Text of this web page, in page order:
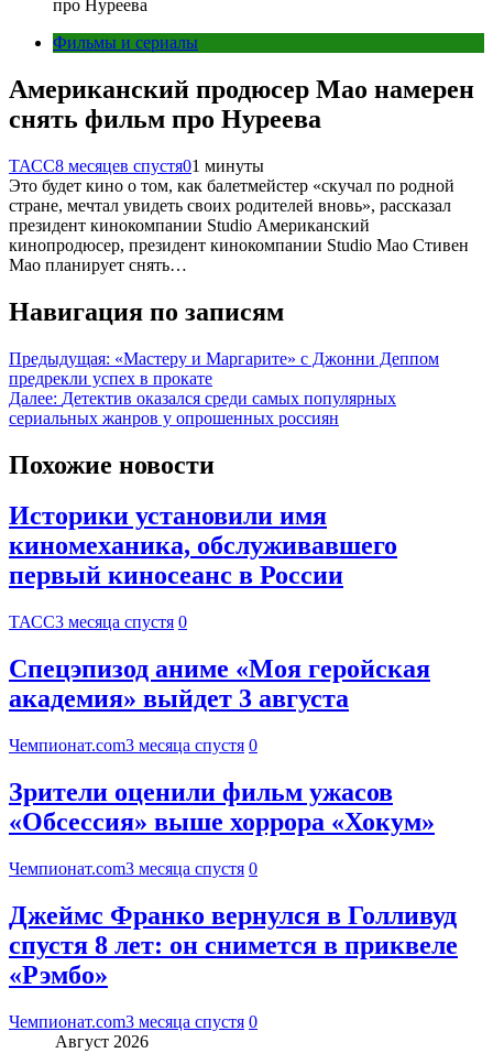
про Нуреева
Фильмы и сериалы
Американский продюсер Мао намерен
снять фильм про Нуреева
ТАСС8 месяцев спустя01 минуты
Это будет кино о том, как балетмейстер «скучал по родной
стране, мечтал увидеть своих родителей вновь», рассказал
президент кинокомпании Studio Американский
кинопродюсер, президент кинокомпании Studio Mao Стивен
Мао планирует снять…
Навигация по записям
Предыдущая: «Мастеру и Маргарите» с Джонни Деппом
предрекли успех в прокате
Далее: Детектив оказался среди самых популярных
сериальных жанров у опрошенных россиян
Похожие новости
Историки установили имя
киномеханика, обслуживавшего
первый киносеанс в России
ТАСС3 месяца спустя 0
Спецэпизод аниме «Моя геройская
академия» выйдет 3 августа
Чемпионат.com3 месяца спустя 0
Зрители оценили фильм ужасов
«Обсессия» выше хоррора «Хокум»
Чемпионат.com3 месяца спустя 0
Джеймс Франко вернулся в Голливуд
спустя 8 лет: он снимется в приквеле
«Рэмбо»
Чемпионат.com3 месяца спустя 0
Август 2026